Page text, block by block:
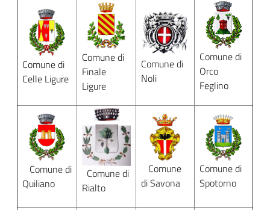
Comune di
Celle Ligure
Comune di
Finale
Ligure
Comune di
Noli
Comune di
Orco
Feglino
Comune di
Quiliano
Comune di
Rialto
Comune
di Savona
Comune di
Spotorno